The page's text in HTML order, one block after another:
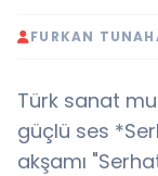
FURKAN
Türk sanat
güçlü ses
akşamı